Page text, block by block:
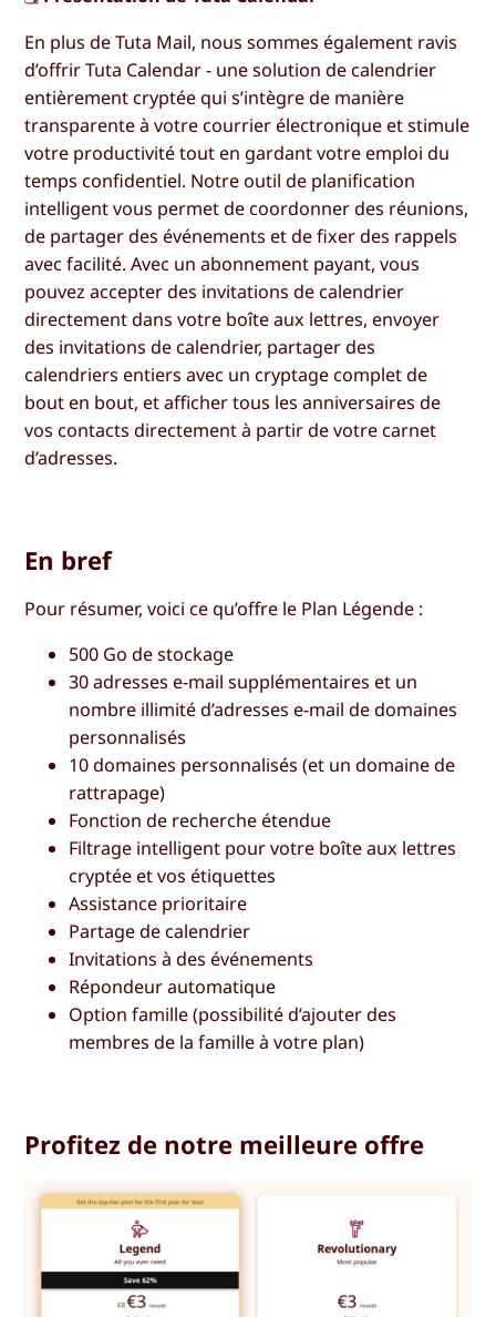
En plus de Tuta Mail, nous sommes également ravis
d’offrir Tuta Calendar - une solution de calendrier
entièrement cryptée qui s’intègre de manière
transparente à votre courrier électronique et stimule
votre productivité tout en gardant votre emploi du
temps confidentiel. Notre outil de planification
intelligent vous permet de coordonner des réunions,
de partager des événements et de fixer des rappels
avec facilité. Avec un abonnement payant, vous
pouvez accepter des invitations de calendrier
directement dans votre boîte aux lettres, envoyer
des invitations de calendrier, partager des
calendriers entiers avec un cryptage complet de
bout en bout, et afficher tous les anniversaires de
vos contacts directement à partir de votre carnet
d’adresses.
En bref
Pour résumer, voici ce qu’offre le Plan Légende :
500 Go de stockage
30 adresses e-mail supplémentaires et un
nombre illimité d’adresses e-mail de domaines
personnalisés
10 domaines personnalisés (et un domaine de
rattrapage)
Fonction de recherche étendue
Filtrage intelligent pour votre boîte aux lettres
cryptée et vos étiquettes
Assistance prioritaire
Partage de calendrier
Invitations à des événements
Répondeur automatique
Option famille (possibilité d’ajouter des
membres de la famille à votre plan)
Profitez de notre meilleure offre